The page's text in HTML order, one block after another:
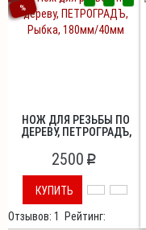
%
НОЖ ДЛЯ РЕЗЬБЫ ПО
ДЕРЕВУ, ПЕТРОГРАДЪ,
2500 p
КУПИТЬ
Отзывов: 1
Рейтинг: